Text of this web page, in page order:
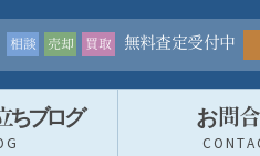
相談 売却 買取 無料査定受付中
ちブログ お問